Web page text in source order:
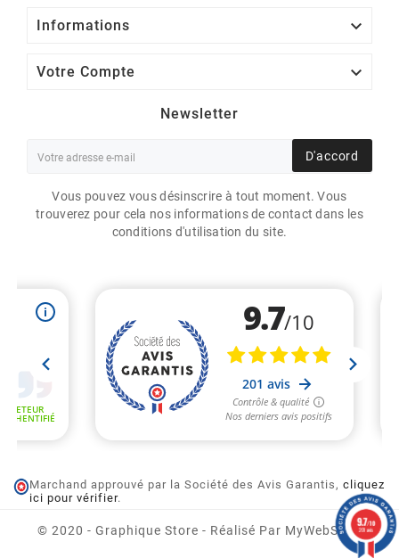
LX910E
Informations 
Votre Compte 
Newsletter
D'accord
Vous pouvez vous désinscrire à tout moment. Vous
trouverez pour cela nos informations de contact dans les
conditions d'utilisation du site.
Marchand approuvé par la Société des Avis Garantis, cliquez
ici pour vérifier.
© 2020 - Graphique Store - Réalisé Par MyWebShop
9.7/10
201 avis